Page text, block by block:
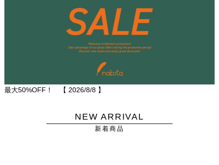
最大50%OFF！ 【 2026/8/8】
NEW ARRIVAL
新着商品